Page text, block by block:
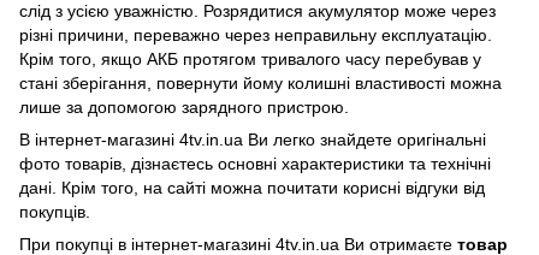
слід з усією уважністю. Розрядитися акумулятор може через
різні причини, переважно через неправильну експлуатацію.
Крім того, якщо АКБ протягом тривалого часу перебував у
стані зберігання, повернути йому колишні властивості можна
лише за допомогою зарядного пристрою.
В інтернет-магазині 4tv.in.ua Ви легко знайдете оригінальні
фото товарів, дізнаєтесь основні характеристики та технічні
дані. Крім того, на сайті можна почитати корисні відгуки від
покупців.
При покупці в інтернет-магазині 4tv.in.ua Ви отримаєте товар